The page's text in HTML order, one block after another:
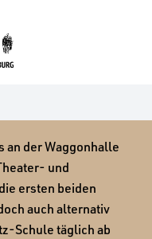
an der Waggonhalle
und
ersten beiden
auch alternativ
Schule täglich ab